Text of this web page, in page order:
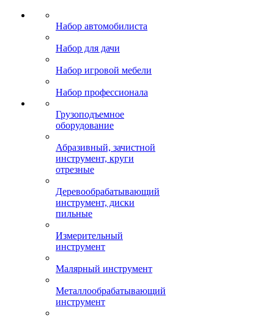
Набор автомобилиста
Набор для дачи
Набор игровой мебели
Набор профессионала
Грузоподъемное
оборудование
Абразивный, зачистной
инструмент, круги
отрезные
Деревообрабатывающий
инструмент, диски
пильные
Измерительный
инструмент
Малярный инструмент
Металлообрабатывающий
инструмент